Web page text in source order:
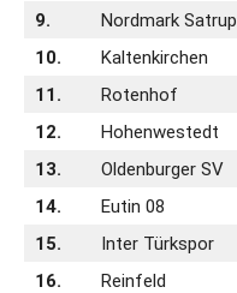
9.
Nordmark Satrup
10.
Kaltenkirchen
11.
Rotenhof
12.
Hohenwestedt
13.
Oldenburger SV
14.
Eutin 08
15.
Inter Türkspor
16.
Reinfeld